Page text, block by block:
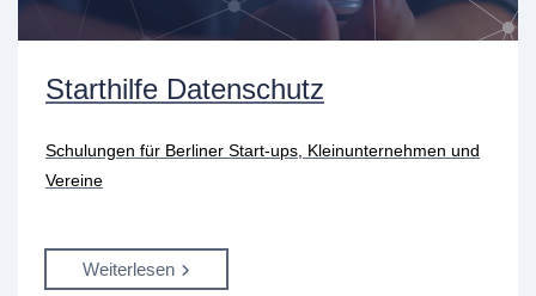
Starthilfe Datenschutz
Schulungen für Berliner Start-ups, Kleinunternehmen und
Vereine
Weiterlesen